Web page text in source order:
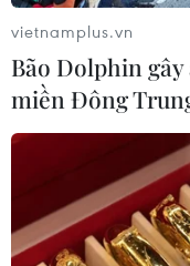
phải đóng cửa
07/08/2026 09:10
Từ ngày 9/8, cảnh
diện rộng ở khu
07/08/2026 08:58
vietnamplus.vn
Bão Dolphin
miền Đông